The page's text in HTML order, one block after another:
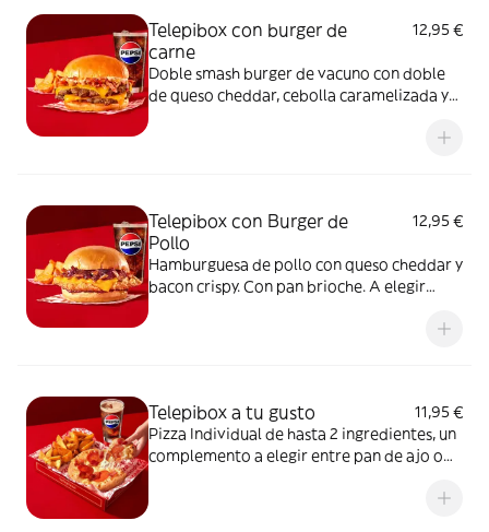
Telepibox con burger de
carne
12,95 €
Doble smash burger de vacuno con doble
de queso cheddar, cebolla caramelizada y
Telepibox con Burger de
Pollo
12,95 €
Hamburguesa de pollo con queso cheddar y
bacon crispy. Con pan brioche. A elegir
Acompañada de una ración de patatas gajo
Telepibox a tu gusto
11,95 €
Pizza Individual de hasta 2 ingredientes, un
complemento a elegir entre pan de ajo o